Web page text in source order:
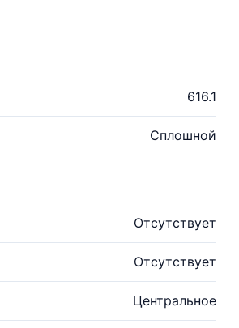
616.1
Сплошной
Отсутствует
Отсутствует
Центральное